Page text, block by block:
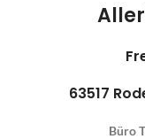
63517
Büro